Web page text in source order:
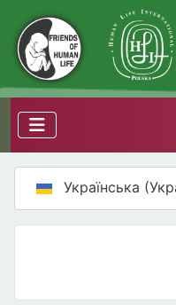
Оберіть свою мову
Українська